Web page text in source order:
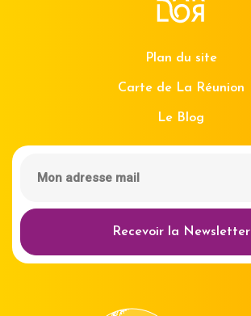
Plan du site
Carte de La Réunion
Le Blog
Recevoir la Newsletter